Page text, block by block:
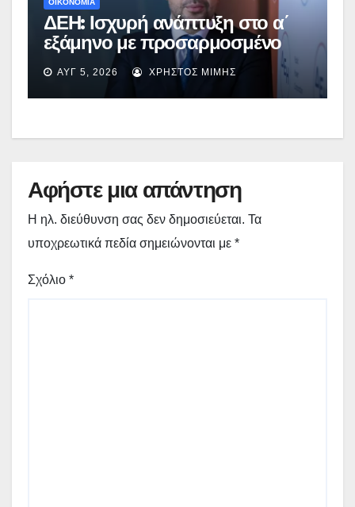
ΟΙΚΟΝΟΜΙΑ
ΔΕΗ: Ισχυρή ανάπτυξη στο α΄
εξάμηνο με προσαρμοσμένο
EBITDA στα €1,2 δισ.
ΑΥΓ 5, 2026 ΧΡΉΣΤΟΣ ΜΊΜΗΣ
Αφήστε μια απάντηση
Η ηλ. διεύθυνση σας δεν δημοσιεύεται. Τα
υποχρεωτικά πεδία σημειώνονται με *
Σχόλιο *